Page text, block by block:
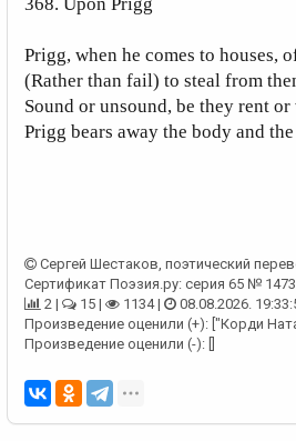
Prigg, when he comes to houses,
(Rather than fail) to steal from
Sound or unsound, be they rent or
Prigg bears away the body and
Сергей Шестаков, поэтический
Сертификат Поэзия.ру: серия 65 №
2 |
15 | 1134 |
08.08.2026.
Произведение оценили (+): ["Корди
Произведение оценили (-): []